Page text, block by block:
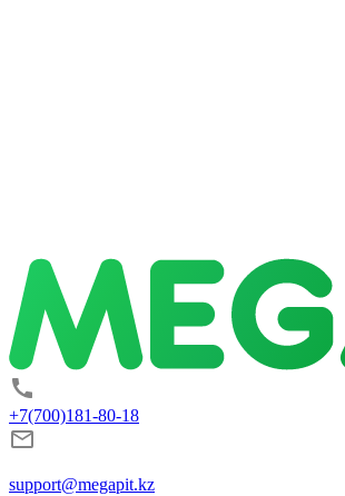
+7(700)181-80-18
support@megapit.kz